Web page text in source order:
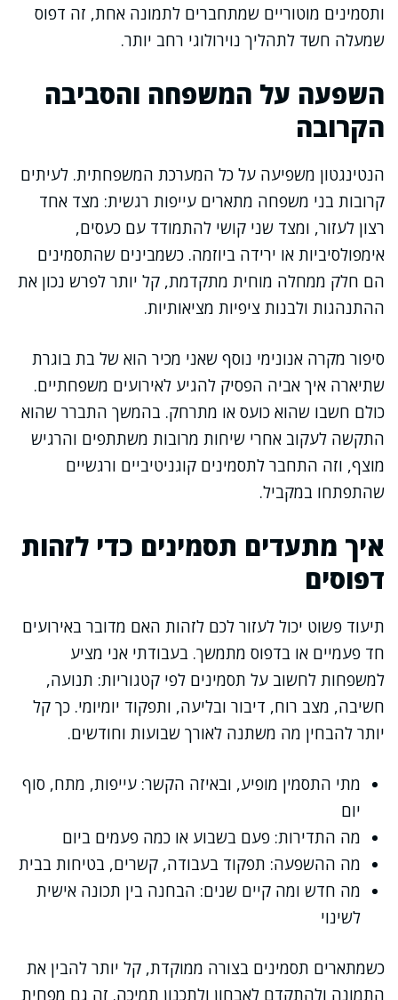
ותסמינים מוטוריים שמתחברים לתמונה אחת, זה דפוס
שמעלה חשד לתהליך נוירולוגי רחב יותר.
השפעה על המשפחה והסביבה
הקרובה
הנטינגטון משפיעה על כל המערכת המשפחתית. לעיתים
קרובות בני משפחה מתארים עייפות רגשית: מצד אחד
רצון לעזור, ומצד שני קושי להתמודד עם כעסים,
אימפולסיביות או ירידה ביוזמה. כשמבינים שהתסמינים
הם חלק ממחלה מוחית מתקדמת, קל יותר לפרש נכון את
ההתנהגות ולבנות ציפיות מציאותיות.
סיפור מקרה אנונימי נוסף שאני מכיר הוא של בת בוגרת
שתיארה איך אביה הפסיק להגיע לאירועים משפחתיים.
כולם חשבו שהוא כועס או מתרחק. בהמשך התברר שהוא
התקשה לעקוב אחרי שיחות מרובות משתתפים והרגיש
מוצף, וזה התחבר לתסמינים קוגניטיביים ורגשיים
שהתפתחו במקביל.
איך מתעדים תסמינים כדי לזהות
דפוסים
תיעוד פשוט יכול לעזור לכם לזהות האם מדובר באירועים
חד פעמיים או בדפוס מתמשך. בעבודתי אני מציע
למשפחות לחשוב על תסמינים לפי קטגוריות: תנועה,
חשיבה, מצב רוח, דיבור ובליעה, ותפקוד יומיומי. כך קל
יותר להבחין מה משתנה לאורך שבועות וחודשים.
מתי התסמין מופיע, ובאיזה הקשר: עייפות, מתח, סוף
יום
מה התדירות: פעם בשבוע או כמה פעמים ביום
מה ההשפעה: תפקוד בעבודה, קשרים, בטיחות בבית
מה חדש ומה קיים שנים: הבחנה בין תכונה אישית
לשינוי
כשמתארים תסמינים בצורה ממוקדת, קל יותר להבין את
התמונה ולהתקדם לאבחון ולתכנון תמיכה. זה גם מפחית